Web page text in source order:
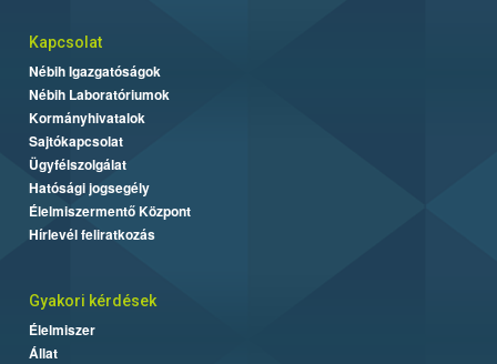
Kapcsolat
Nébih Igazgatóságok
Nébih Laboratóriumok
Kormányhivatalok
Sajtókapcsolat
Ügyfélszolgálat
Hatósági jogsegély
Élelmiszermentő Központ
Hírlevél feliratkozás
Gyakori kérdések
Élelmiszer
Állat